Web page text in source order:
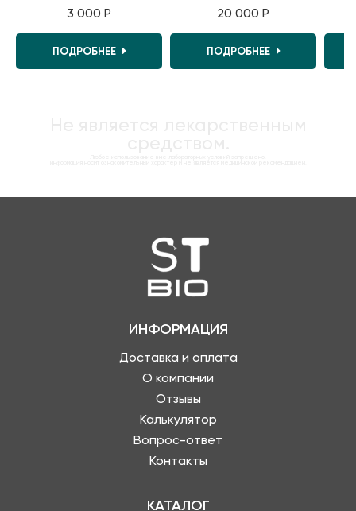
3 000 Р
ПОДРОБНЕЕ
20 000 Р
ПОДРОБНЕЕ
ИНФОРМАЦИЯ
Доставка и оплата
О компании
Отзывы
Калькулятор
Вопрос-ответ
Контакты
КАТАЛОГ